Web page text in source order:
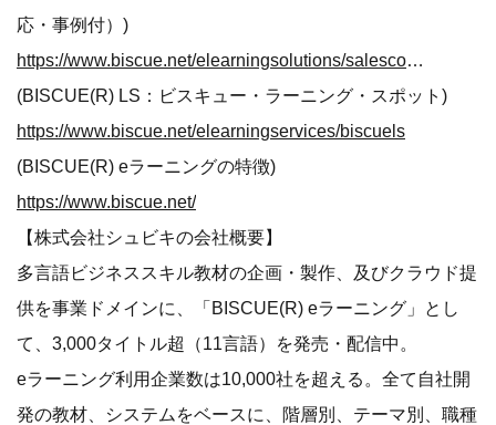
応・事例付）)
https://www.biscue.net/elearningsolutions/salescompliance
(BISCUE(R) LS：ビスキュー・ラーニング・スポット)
https://www.biscue.net/elearningservices/biscuels
(BISCUE(R) eラーニングの特徴)
https://www.biscue.net/
【株式会社シュビキの会社概要】
多言語ビジネススキル教材の企画・製作、及びクラウド提
供を事業ドメインに、「BISCUE(R) eラーニング」とし
て、3,000タイトル超（11言語）を発売・配信中。
eラーニング利用企業数は10,000社を超える。全て自社開
発の教材、システムをベースに、階層別、テーマ別、職種